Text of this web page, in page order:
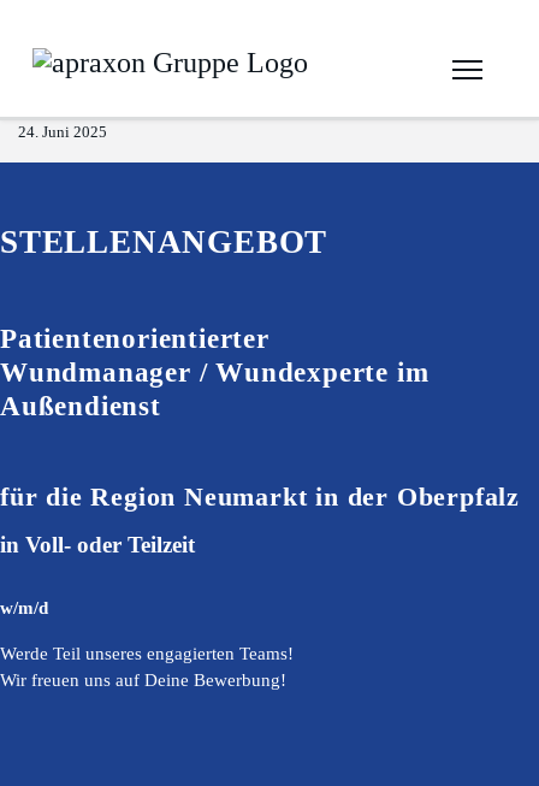
24. Juni 2025
STELLENANGEBOT
Patientenorientierter
Wundmanager / Wundexperte im
Außendienst
für die Region Neumarkt in der Oberpfalz
in Voll- oder Teilzeit
w/m/d
Werde Teil unseres engagierten Teams!
Wir freuen uns auf Deine Bewerbung!